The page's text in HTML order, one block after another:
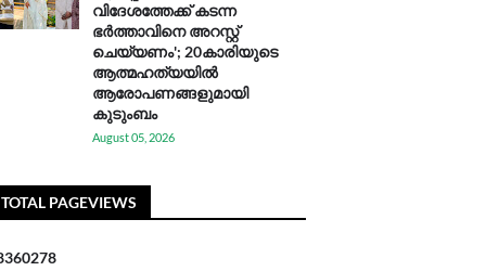
വിദേശത്തേക്ക് കടന്ന
ഭർത്താവിനെ അറസ്റ്റ്
ചെയ്യണം'; 20കാരിയുടെ
ആത്മഹത്യയിൽ
ആരോപണങ്ങളുമായി
കുടുംബം
August 05, 2026
TOTAL PAGEVIEWS
360278